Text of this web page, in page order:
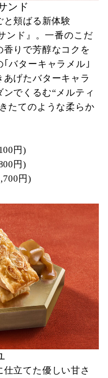
ンド
と頬ばる新体験
ンド』。一番のこだ
りで芳醇なコクを
バターキャラメル｣
げたバターキャラ
でくるむ“メルティ
たてのような柔らか
円)
円)
円)
立てた優しい甘さ